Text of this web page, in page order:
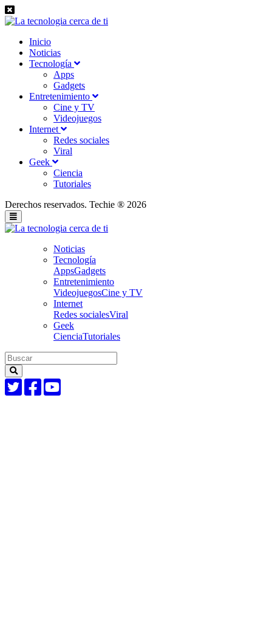
Inicio
Noticias
Tecnología
Apps
Gadgets
Entretenimiento
Cine y TV
Videojuegos
Internet
Redes sociales
Viral
Geek
Ciencia
Tutoriales
Derechos reservados. Techie ® 2026
Noticias
Tecnología
AppsGadgets
Entretenimiento
VideojuegosCine y TV
Internet
Redes socialesViral
Geek
CienciaTutoriales